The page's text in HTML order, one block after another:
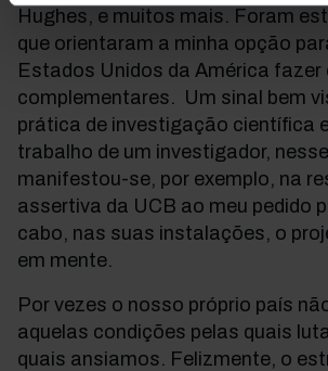
Hughes, e muitos mais. Foram
que orientaram a minha opção
Estados Unidos da América fazer
complementares. Um sinal bem
prática de investigação científica
trabalho de um investigador,
manifestou-se, por exemplo, na
assertiva da UCB ao meu pedido
cabo, nas suas instalações, o
em mente.
Por vezes o nosso próprio país
aquelas condições pelas quais
quais ansiamos. Felizmente, o